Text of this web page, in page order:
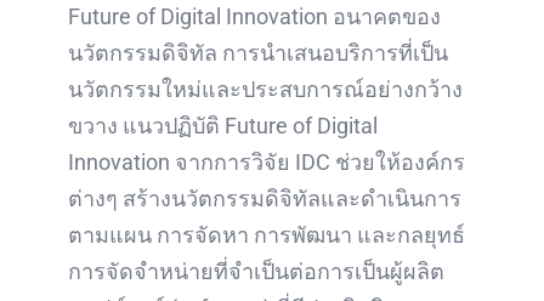
Future of Digital Innovation อนาคตของ
นวัตกรรมดิจิทัล การนำเสนอบริการที่เป็น
นวัตกรรมใหม่และประสบการณ์อย่างกว้าง
ขวาง แนวปฏิบัติ Future of Digital
Innovation จากการวิจัย IDC ช่วยให้องค์กร
ต่างๆ สร้างนวัตกรรมดิจิทัลและดำเนินการ
ตามแผน การจัดหา การพัฒนา และกลยุทธ์
การจัดจำหน่ายที่จำเป็นต่อการเป็นผู้ผลิต